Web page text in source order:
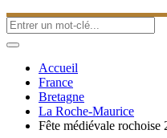
Accueil
France
Bretagne
La Roche-Maurice
Fête médiévale